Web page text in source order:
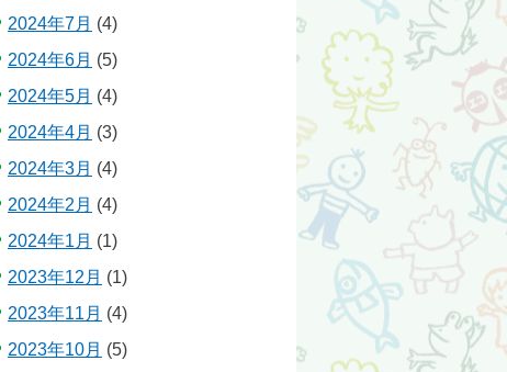
2024年7月 (4)
2024年6月 (5)
2024年5月 (4)
2024年4月 (3)
2024年3月 (4)
2024年2月 (4)
2024年1月 (1)
2023年12月 (1)
2023年11月 (4)
2023年10月 (5)